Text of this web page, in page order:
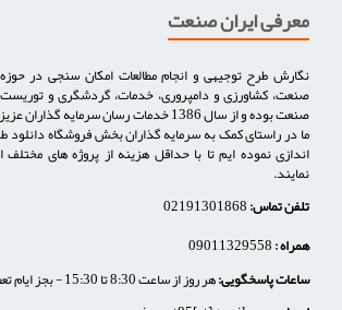
معرفی ایران صنعت
نگارش طرح توجیهی و انجام مطالعات امکان سنجی در
صنعت، کشاورزی و دامپروری، خدمات، گردشگری و
صنعت بوده و از سال 1386 خدمات رسان سرمایه
ما در راستای کمک به سرمایه گذاران بخش فروشگاه دانلود
اندازی نموده ایم تا با حداقل هزینه از پروژه های مختلف
نمایند.
تلفن تماس:
همراه :
ساعات پاسخگویی:هر روز از ساعت 8:30 تا 15:30 - بجز ایام تعطیل